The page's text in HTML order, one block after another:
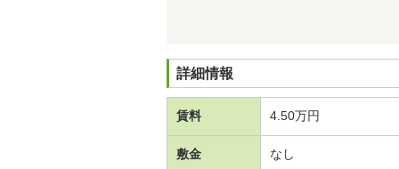
詳細情報
賃料 4.50万円
敷金 なし